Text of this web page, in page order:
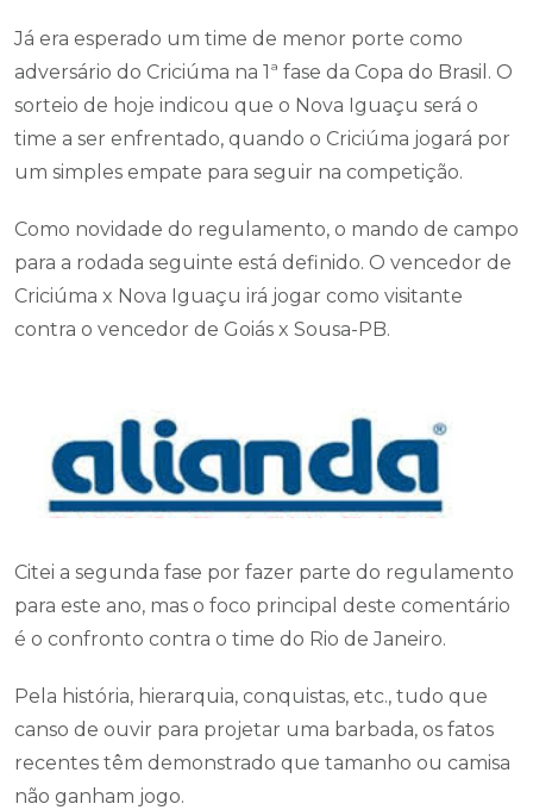
Já era esperado um time de menor porte como
adversário do Criciúma na 1ª fase da Copa do Brasil. O
sorteio de hoje indicou que o Nova Iguaçu será o
time a ser enfrentado, quando o Criciúma jogará por
um simples empate para seguir na competição.
Como novidade do regulamento, o mando de campo
para a rodada seguinte está definido. O vencedor de
Criciúma x Nova Iguaçu irá jogar como visitante
contra o vencedor de Goiás x Sousa-PB.
Citei a segunda fase por fazer parte do regulamento
para este ano, mas o foco principal deste comentário
é o confronto contra o time do Rio de Janeiro.
Pela história, hierarquia, conquistas, etc., tudo que
canso de ouvir para projetar uma barbada, os fatos
recentes têm demonstrado que tamanho ou camisa
não ganham jogo.